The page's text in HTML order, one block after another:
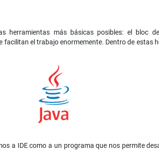
herramientas más básicas posibles: el bloc
facilitan el trabajo enormemente. Dentro de estas
a IDE como a un programa que nos permite